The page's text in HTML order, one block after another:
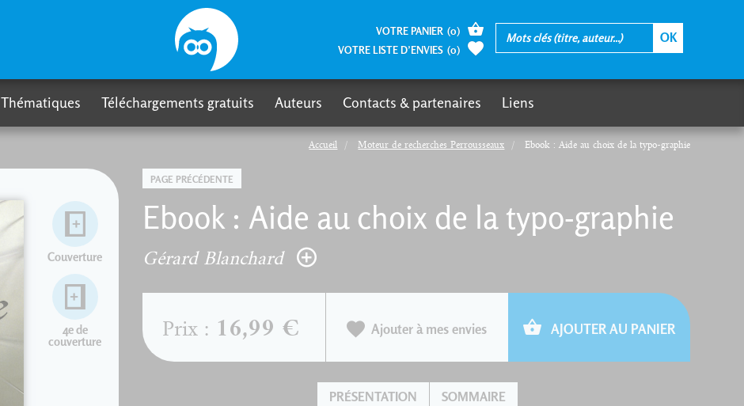
Accueil Moteur de recherches Perrousseaux Ebook : Aide au choix de la typo-graphie
PAGE PRÉCÉDENTE
Ebook : Aide au choix de la typo-graphie
Gérard Blanchard
Couverture
4e de
couverture
Prix : 16,99 € Ajouter à mes envies AJOUTER AU PANIER
PRÉSENTATION SOMMAIRE
VOTRE PANIER (0)
VOTRE LISTE D’ENVIES (0)
Thématiques Téléchargements gratuits Auteurs Contacts & partenaires Liens